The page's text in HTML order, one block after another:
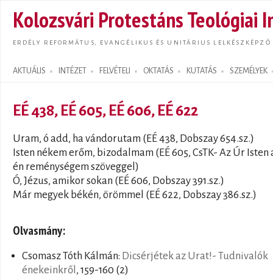
Kolozsvári Protestáns Teológiai
ERDÉLY REFORMÁTUS, EVANGÉLIKUS ÉS UNITÁRIUS LELKÉSZKÉPZŐ
AKTUÁLIS INTÉZET FELVÉTELI OKTATÁS KUTATÁS SZEMÉLYEK
Search form
EÉ 438, EÉ 605, EÉ 606, EÉ 622
Uram, ó add, ha vándorutam (EÉ 438, Dobszay 654.sz.)
Isten nékem erőm, bizodalmam (EÉ 605, CsTK- Az Úr Isten
én reménységem szöveggel)
Ó, Jézus, amikor sokan (EÉ 606, Dobszay 391.sz.)
Már megyek békén, örömmel (EÉ 622, Dobszay 386.sz.)
Olvasmány:
Csomasz Tóth Kálmán: Dicsérjétek az Urat!- Tudnivalók
énekeinkről , 159-160 (2)